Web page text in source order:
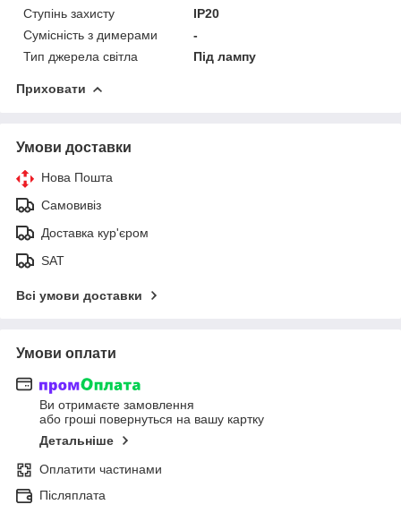
Ступінь захисту
IP20
Сумісність з димерами
-
Тип джерела світла
Під лампу
Приховати
Умови доставки
Нова Пошта
Самовивіз
Доставка кур'єром
SAT
Всі умови доставки
Умови оплати
Ви отримаєте замовлення
або гроші повернуться на вашу картку
Детальніше
Оплатити частинами
Післяплата